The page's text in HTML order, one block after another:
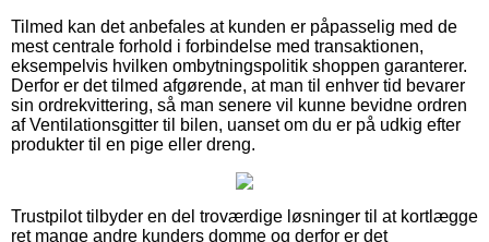
Tilmed kan det anbefales at kunden er påpasselig med de
mest centrale forhold i forbindelse med transaktionen,
eksempelvis hvilken ombytningspolitik shoppen garanterer.
Derfor er det tilmed afgørende, at man til enhver tid bevarer
sin ordrekvittering, så man senere vil kunne bevidne ordren
af Ventilationsgitter til bilen, uanset om du er på udkig efter
produkter til en pige eller dreng.
Trustpilot tilbyder en del troværdige løsninger til at kortlægge
ret mange andre kunders domme og derfor er det